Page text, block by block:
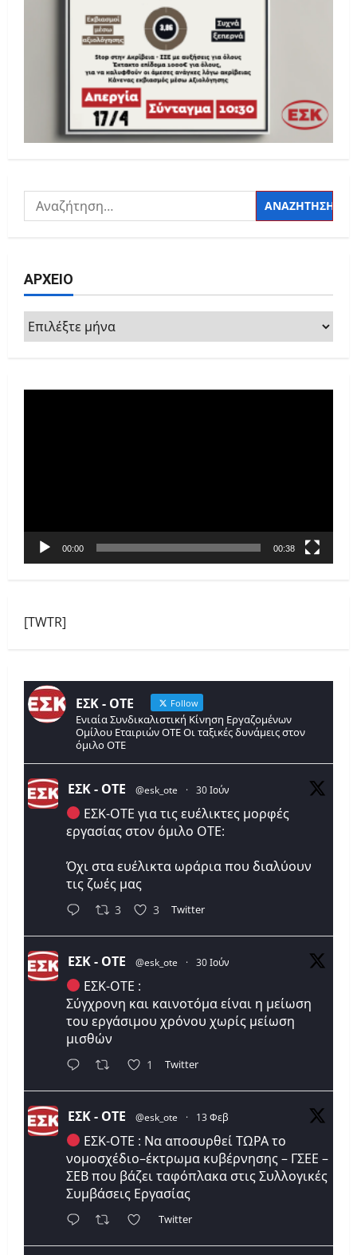
Αναζήτηση
για:
ΑΡΧΕΙΟ
ΑΡΧΕΙΟ
00:00 00:38
[TWTR]
ΕΣΚ - ΟΤΕ Follow
Ενιαία Συνδικαλιστική Κίνηση Εργαζομένων
Ομίλου Εταιριών ΟΤΕ Οι ταξικές δυνάμεις στον
όμιλο ΟΤΕ
ΕΣΚ - ΟΤΕ @esk_ote · 30 Ιούν
ΕΣΚ-ΟΤΕ για τις ευέλικτες μορφές
εργασίας στον όμιλο ΟΤΕ:
Όχι στα ευέλικτα ωράρια που διαλύουν
τις ζωές μας
3 3 Twitter
ΕΣΚ - ΟΤΕ @esk_ote · 30 Ιούν
ΕΣΚ-ΟΤΕ :
Σύγχρονη και καινοτόμα είναι η μείωση
του εργάσιμου χρόνου χωρίς μείωση
μισθών
1 Twitter
ΕΣΚ - ΟΤΕ @esk_ote · 13 Φεβ
ΕΣΚ-ΟΤΕ : Να αποσυρθεί ΤΩΡΑ το
νομοσχέδιο–έκτρωμα κυβέρνησης – ΓΣΕΕ –
ΣΕΒ που βάζει ταφόπλακα στις Συλλογικές
Συμβάσεις Εργασίας
Twitter